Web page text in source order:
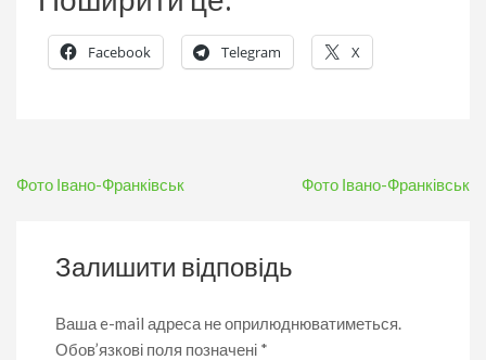
Facebook Telegram X
Навігація
Фото Івано-Франківськ Фото Івано-Франківськ
Залишити відповідь
Ваша e-mail адреса не оприлюднюватиметься.
Обов’язкові поля позначені *